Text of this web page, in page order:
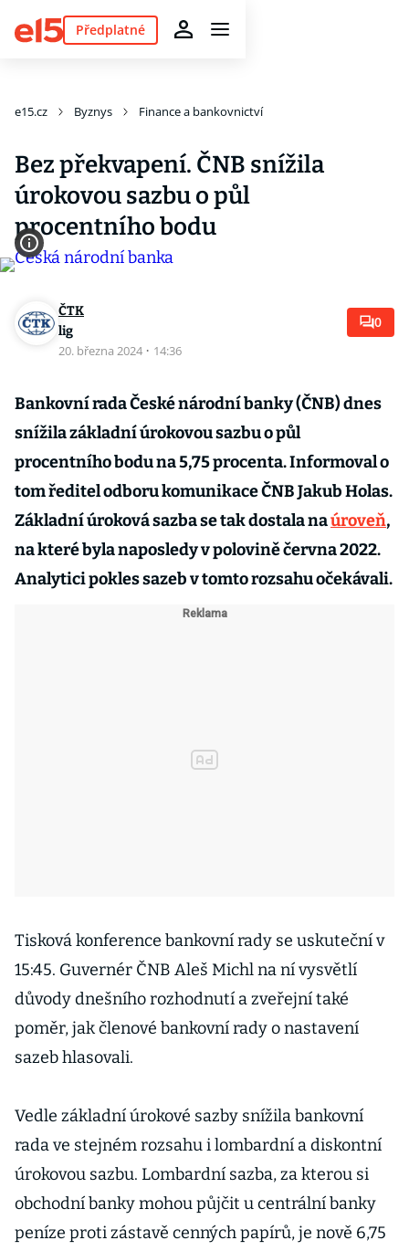
Předplatné
e15.cz Byznys Finance a bankovnictví
Bez překvapení. ČNB snížila
úrokovou sazbu o půl
procentního bodu
ČTK
lig
20. března 2024 · 14:36
0
Bankovní rada České národní banky (ČNB) dnes
snížila základní úrokovou sazbu o půl
procentního bodu na 5,75 procenta. Informoval o
tom ředitel odboru komunikace ČNB Jakub Holas.
Základní úroková sazba se tak dostala naúroveň,
na které byla naposledy v polovině června 2022.
Analytici pokles sazeb v tomto rozsahu očekávali.
Tisková konference bankovní rady se uskuteční v
15:45. Guvernér ČNB Aleš Michl na ní vysvětlí
důvody dnešního rozhodnutí a zveřejní také
poměr, jak členové bankovní rady o nastavení
sazeb hlasovali.
Vedle základní úrokové sazby snížila bankovní
rada ve stejném rozsahu i lombardní a diskontní
úrokovou sazbu. Lombardní sazba, za kterou si
obchodní banky mohou půjčit u centrální banky
peníze proti zástavě cenných papírů, je nově 6,75